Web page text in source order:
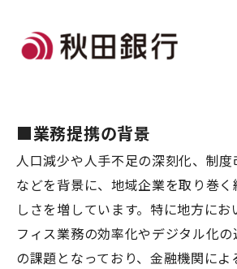
■業務提携の背景
人口減少や人手不足の深刻化、制
などを背景に、地域企業を取り巻
しさを増しています。特に地方に
フィス業務の効率化やデジタル化
の課題となっており、金融機関に